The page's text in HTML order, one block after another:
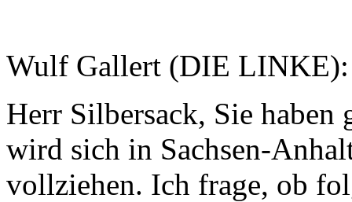
Wulf Gallert (DIE LINKE):
Herr Silbersack, Sie
wird sich in Sachsen-
vollziehen. Ich frage, ob